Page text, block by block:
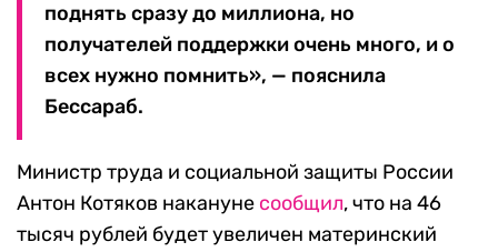
поднять сразу до миллиона, но
получателей поддержки очень много, и о
всех нужно помнить», — пояснила
Бессараб.
Министр труда и социальной защиты России
Антон Котяков накануне сообщил, что на 46
тысяч рублей будет увеличен материнский